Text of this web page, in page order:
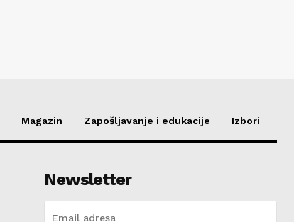
Magazin Zapošljavanje i edukacije Izbori
Newsletter